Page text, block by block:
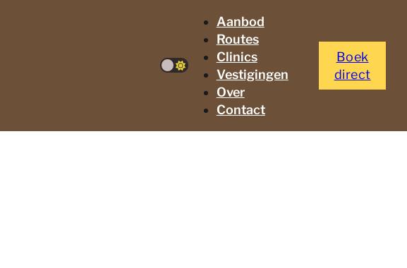
Aanbod
Routes
Clinics
Vestigingen
Over
Contact
Boek
direct